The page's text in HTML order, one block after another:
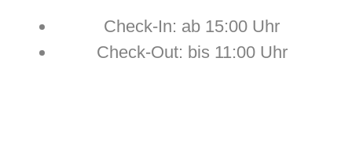
Check-In: ab 15:00 Uhr
Check-Out: bis 11:00 Uhr